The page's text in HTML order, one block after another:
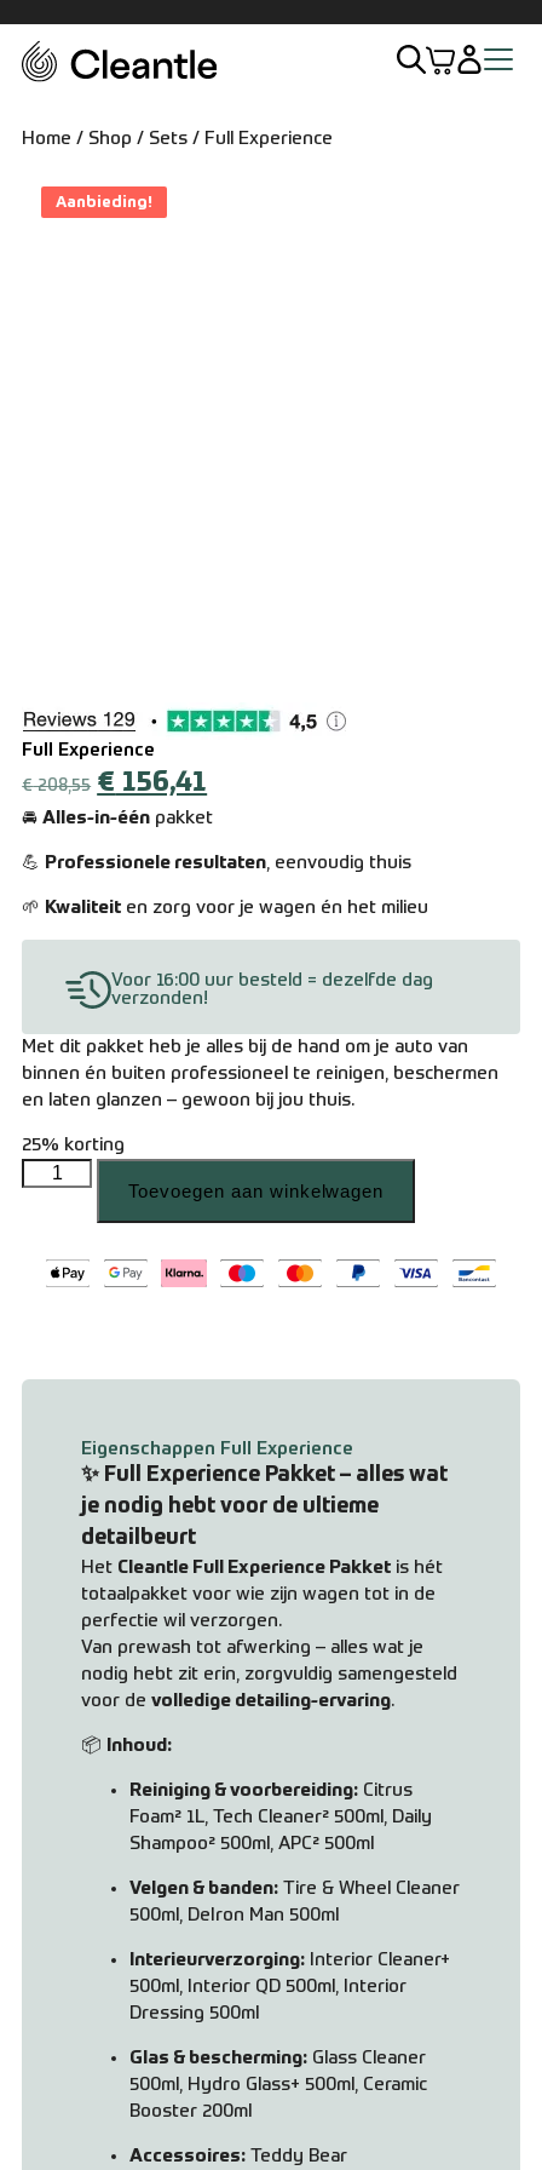
Home
Assortiment
Levering en verzending
Bestellen en betalen
Home / Shop / Sets / Full Experience
Aanbieding!
Full Experience
€208,55 € 156,41
🚘Alles-in-één pakket
💪 Professionele resultaten, eenvoudig thuis
🌱 Kwaliteit en zorg voor je wagen én het milieu
Voor 16:00 uur besteld = dezelfde dag
verzonden!
Met dit pakket heb je alles bij de hand om je auto van
binnen én buiten professioneel te reinigen, beschermen
en laten glanzen – gewoon bij jou thuis.
25% korting
Toevoegen aan winkelwagen
Eigenschappen Full Experience
✨ Full Experience Pakket – alles wat
je nodig hebt voor de ultieme
detailbeurt
Het Cleantle Full Experience Pakket is hét
totaalpakket voor wie zijn wagen tot in de
perfectie wil verzorgen.
Van prewash tot afwerking – alles wat je
nodig hebt zit erin, zorgvuldig samengesteld
voor devolledige detailing-ervaring.
📦 Inhoud:
Reiniging & voorbereiding: Citrus
Foam² 1L, Tech Cleaner² 500ml, Daily
Shampoo² 500ml, APC² 500ml
Velgen & banden: Tire & Wheel Cleaner
500ml, DeIron Man 500ml
Interieurverzorging: Interior Cleaner+
500ml, Interior QD 500ml, Interior
Dressing 500ml
Glas & bescherming: Glass Cleaner
500ml, Hydro Glass+ 500ml, Ceramic
Booster 200ml
Accessoires: Teddy Bear